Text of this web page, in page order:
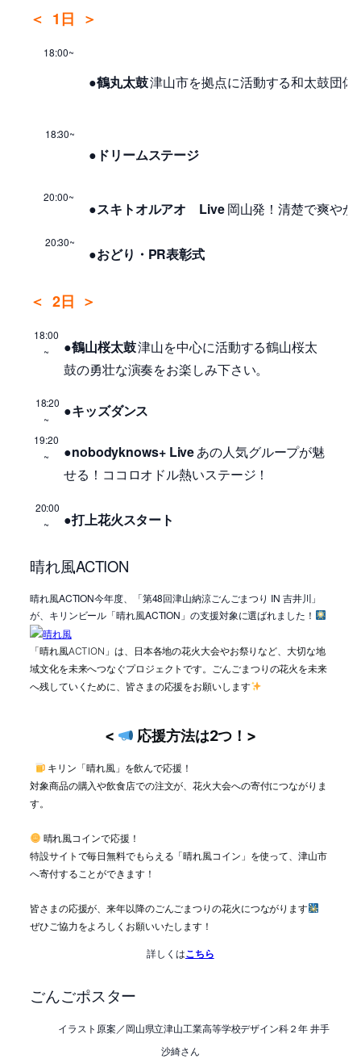
＜ 1日 ＞
18:00~
●鶴丸太鼓津山市を拠点に活動する和太鼓団
18:30~
●ドリームステージ
20:00~
●スキトオルアオ Live岡山発！清楚で爽や
20:30~
●おどり・PR表彰式
＜ 2日 ＞
18:00
~
●鶴山桜太鼓津山を中心に活動する鶴山桜太
鼓の勇壮な演奏をお楽しみ下さい。
18:20
~
●キッズダンス
19:20
~
●nobodyknows+ Liveあの人気グループが魅
せる！ココロオドル熱いステージ！
20:00
~
●打上花火スタート
晴れ風ACTION
晴れ風ACTION今年度、「第48回津山納涼ごんごまつり IN 吉井川」
が、キリンビール「晴れ風ACTION」の支援対象に選ばれました！
「晴れ風ACTION」は、日本各地の花火大会やお祭りなど、大切な地
域文化を未来へつなぐプロジェクトです。 ごんごまつりの花火を未来
へ残していくために、皆さまの応援をお願いします
< 応援方法は2つ！>
キリン「晴れ風」を飲んで応援！
対象商品の購入や飲食店での注文が、花火大会への寄付につながりま
す。
晴れ風コインで応援！
特設サイトで毎日無料でもらえる「晴れ風コイン」を使って、津山市
へ寄付することができます！
皆さまの応援が、来年以降のごんごまつりの花火につながります
ぜひご協力をよろしくお願いいたします！
詳しくはこちら
ごんごポスター
イラスト原案／岡山県立津山工業高等学校デザイン科２年 井手
沙綺さん